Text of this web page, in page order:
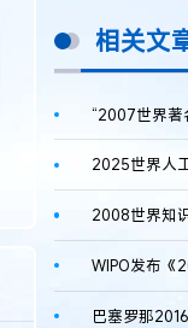
相关文
“2007世界著
2025世界人
2008世界知
WIPO发布《
巴塞罗那